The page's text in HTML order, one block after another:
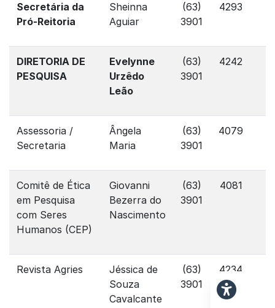
Secretária da
Pró-Reitoria
Sheinna
Aguiar
(63)
3901
4293
DIRETORIA DE
PESQUISA
Evelynne
Urzêdo
Leão
(63)
3901
4242
Assessoria /
Secretaria
Ângela
Maria
(63)
3901
4079
Comitê de Ética
em Pesquisa
com Seres
Humanos (CEP)
Giovanni
Bezerra do
Nascimento
(63)
3901
4081
Revista Agries
Jéssica de
Souza
Cavalcante
(63)
3901
4234